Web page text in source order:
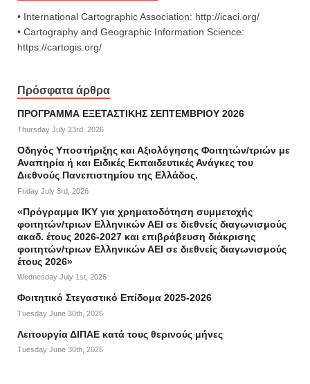
• International Cartographic Association: http://icaci.org/
• Cartography and Geographic Information Science:
https://cartogis.org/
Πρόσφατα άρθρα
ΠΡΟΓΡΑΜΜΑ ΕΞΕΤΑΣΤΙΚΗΣ ΣΕΠΤΕΜΒΡΙΟΥ 2026
Thursday July 23rd, 2026
Οδηγός Υποστήριξης και Αξιολόγησης Φοιτητών/τριών με
Αναπηρία ή και Ειδικές Εκπαιδευτικές Ανάγκες του
Διεθνούς Πανεπιστημίου της Ελλάδος.
Friday July 3rd, 2026
«Πρόγραμμα ΙΚΥ για χρηματοδότηση συμμετοχής
φοιτητών/τριων Ελληνικών ΑΕΙ σε διεθνείς διαγωνισμούς
ακαδ. έτους 2026-2027 και επιβράβευση διάκρισης
φοιτητών/τριων Ελληνικών ΑΕΙ σε διεθνείς διαγωνισμούς
έτους 2026»
Wednesday July 1st, 2026
Φοιτητικό Στεγαστικό Επίδομα 2025-2026
Tuesday June 30th, 2026
Λειτουργία ΔΙΠΑΕ κατά τους θερινούς μήνες
Tuesday June 30th, 2026